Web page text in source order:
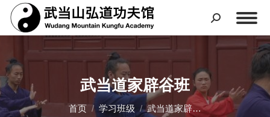
武当道家辟谷班
您在这里：
首页 学习班级 武当道家辟…